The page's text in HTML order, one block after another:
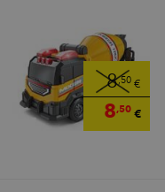
8,50€
8,50€